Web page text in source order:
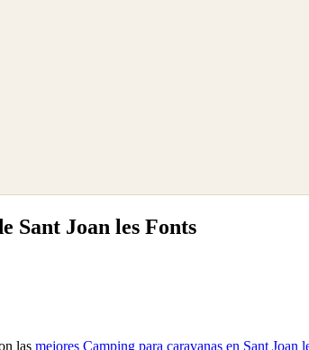
Sant Joan les Fonts
las mejores Camping para caravanas en Sant Joan